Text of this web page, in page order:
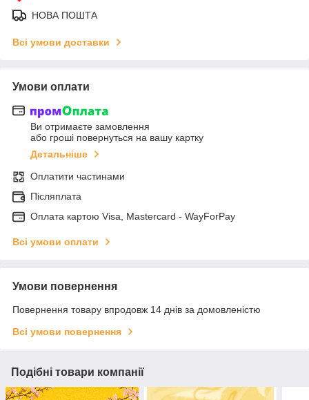
НОВА ПОШТА
Всі умови доставки
Умови оплати
Ви отримаєте замовлення
або гроші повернуться на вашу картку
Детальніше
Оплатити частинами
Післяплата
Оплата картою Visa, Mastercard - WayForPay
Всі умови оплати
Умови повернення
Повернення товару впродовж 14 днів за домовленістю
Всі умови повернення
Подібні товари компанії